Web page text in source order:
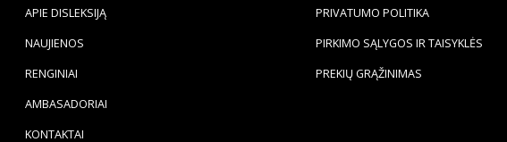
APIE DISLEKSIJĄ
NAUJIENOS
RENGINIAI
AMBASADORIAI
KONTAKTAI
PRIVATUMO POLITIKA
PIRKIMO SĄLYGOS IR TAISYKLĖS
PREKIŲ GRĄŽINIMAS